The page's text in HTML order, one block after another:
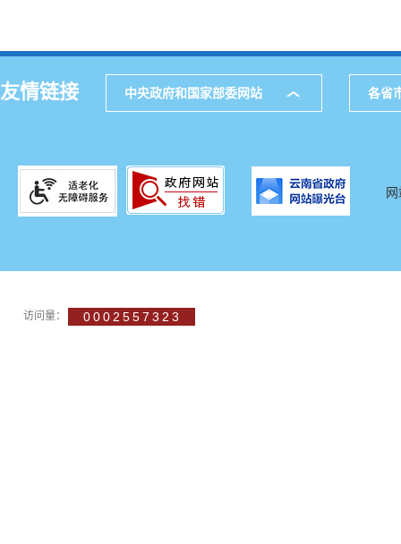
友情链接 中央政府和国家部委网站 各省
访问量： 0002557323